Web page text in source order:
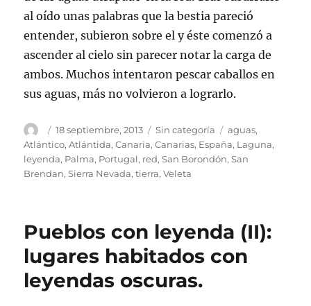
al oído unas palabras que la bestia pareció
entender, subieron sobre el y éste comenzó a
ascender al cielo sin parecer notar la carga de
ambos. Muchos intentaron pescar caballos en
sus aguas, más no volvieron a lograrlo.
Autor
Publicado
el
18 septiembre, 2013 Categorías
Sin categoría Etiquetas
aguas,
Atlántico,Atlántida,Canaria,Canarias, España, Laguna,
leyenda, Palma, Portugal, red,San Borondón,San
Brendan,Sierra Nevada,tierra,Veleta
Pueblos con leyenda (II):
lugares habitados con
leyendas oscuras.